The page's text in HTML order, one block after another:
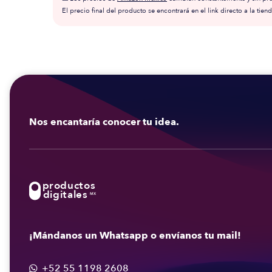
El precio final del producto se encontrará en el link directo a la
Nos encantaría conocer tu idea.
productos
digitales MX
¡Mándanos un Whatsapp o envíanos tu mail!
 +52 55 1198 2608